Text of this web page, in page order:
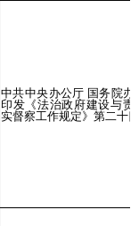
中共中央办公厅 国务院办
印发《法治政府建设与责
实督察工作规定》第二十